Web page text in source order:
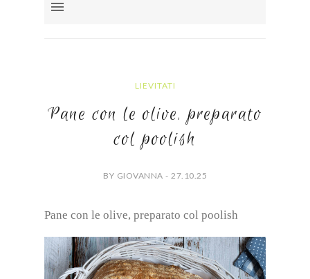
LIEVITATI
Pane con le olive, preparato
col poolish
BY GIOVANNA - 27.10.25
Pane con le olive, preparato col poolish